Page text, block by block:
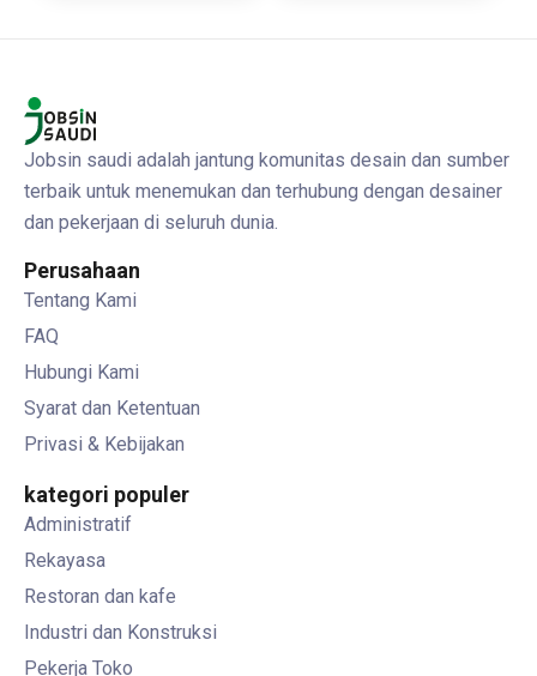
Jobsin saudi adalah jantung komunitas desain dan sumber
terbaik untuk menemukan dan terhubung dengan desainer
dan pekerjaan di seluruh dunia.
Perusahaan
Tentang Kami
FAQ
Hubungi Kami
Syarat dan Ketentuan
Privasi & Kebijakan
kategori populer
Administratif
Rekayasa
Restoran dan kafe
Industri dan Konstruksi
Pekerja Toko